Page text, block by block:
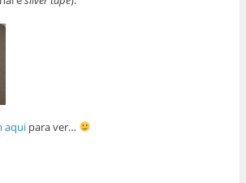
aquipara ver…